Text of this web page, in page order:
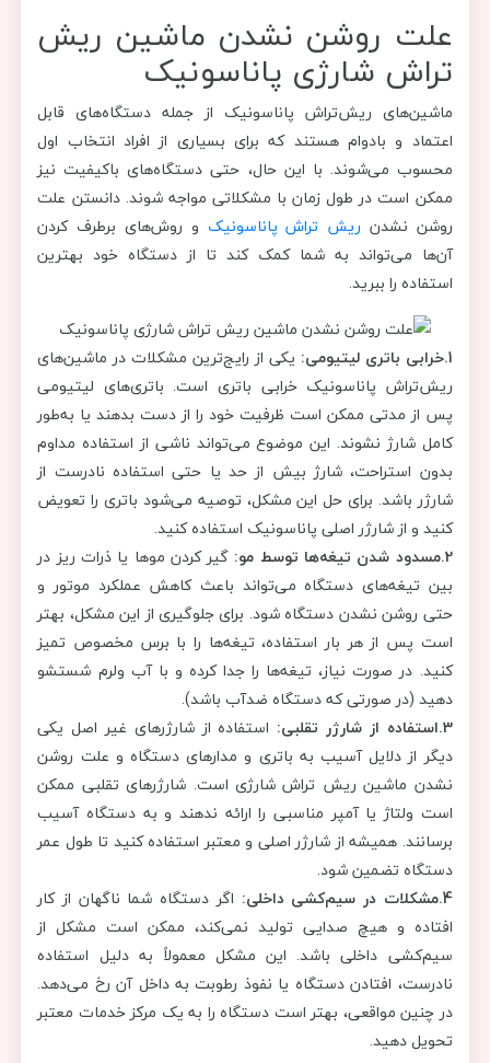
علت روشن نشدن ماشین ریش
تراش شارژی پاناسونیک
ماشین‌های ریش‌تراش پاناسونیک از جمله دستگاه‌های قابل
اعتماد و بادوام هستند که برای بسیاری از افراد انتخاب اول
محسوب می‌شوند. با این حال، حتی دستگاه‌های باکیفیت نیز
ممکن است در طول زمان با مشکلاتی مواجه شوند. دانستن علت
روشن نشدن ریش تراش پاناسونیک و روش‌های برطرف کردن
آن‌ها می‌تواند به شما کمک کند تا از دستگاه خود بهترین
استفاده را ببرید.
1.خرابی باتری لیتیومی:
یکی از رایج‌ترین مشکلات در ماشین‌های
ریش‌تراش پاناسونیک خرابی باتری است. باتری‌های لیتیومی
پس از مدتی ممکن است ظرفیت خود را از دست بدهند یا به‌طور
کامل شارژ نشوند. این موضوع می‌تواند ناشی از استفاده مداوم
بدون استراحت، شارژ بیش از حد یا حتی استفاده نادرست از
شارژر باشد. برای حل این مشکل، توصیه می‌شود باتری را تعویض
کنید و از شارژر اصلی پاناسونیک استفاده کنید.
2.مسدود شدن تیغه‌ها توسط مو:
گیر کردن موها یا ذرات ریز در
بین تیغه‌های دستگاه می‌تواند باعث کاهش عملکرد موتور و
حتی روشن نشدن دستگاه شود. برای جلوگیری از این مشکل، بهتر
است پس از هر بار استفاده، تیغه‌ها را با برس مخصوص تمیز
کنید. در صورت نیاز، تیغه‌ها را جدا کرده و با آب ولرم شستشو
دهید (در صورتی که دستگاه ضدآب باشد).
3.استفاده از شارژر تقلبی:
استفاده از شارژرهای غیر اصل یکی
دیگر از دلایل آسیب به باتری و مدارهای دستگاه و علت روشن
نشدن ماشین ریش تراش شارژی است. شارژرهای تقلبی ممکن
است ولتاژ یا آمپر مناسبی را ارائه ندهند و به دستگاه آسیب
برسانند. همیشه از شارژر اصلی و معتبر استفاده کنید تا طول عمر
دستگاه تضمین شود.
4.مشکلات در سیم‌کشی داخلی:
اگر دستگاه شما ناگهان از کار
افتاده و هیچ صدایی تولید نمی‌کند، ممکن است مشکل از
سیم‌کشی داخلی باشد. این مشکل معمولاً به دلیل استفاده
نادرست، افتادن دستگاه یا نفوذ رطوبت به داخل آن رخ می‌دهد.
در چنین مواقعی، بهتر است دستگاه را به یک مرکز خدمات معتبر
تحویل دهید.